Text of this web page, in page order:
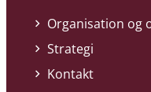
Organisation og
Strategi
Kontakt